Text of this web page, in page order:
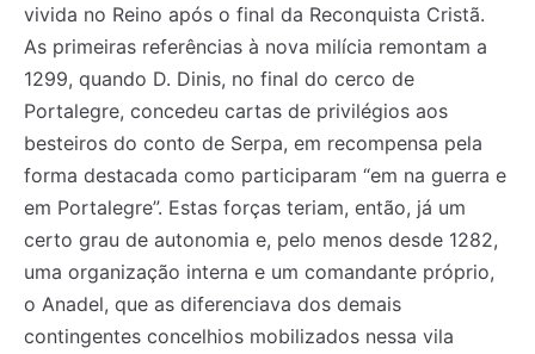
Registe-se na nossa lista de correio e receba mensalmente
no seu email os artigos do mês transacto, ilustrações e
novidades. Insira o seu endereço de email e clique para
subscrever:
Registe-se na nossa lista de correio e receba mensalmente
no seu email os artigos do mês transacto, ilustrações e
novidades. Insira o seu endereço de email e clique para
subscrever:
vivida no Reino após o final da Reconquista Cristã.
As primeiras referências à nova milícia remontam a
1299, quando D. Dinis, no final do cerco de
Portalegre, concedeu cartas de privilégios aos
besteiros do conto de Serpa, em recompensa pela
forma destacada como participaram “em na guerra e
em Portalegre”. Estas forças teriam, então, já um
certo grau de autonomia e, pelo menos desde 1282,
uma organização interna e um comandante próprio,
o Anadel, que as diferenciava dos demais
contingentes concelhios mobilizados nessa vila